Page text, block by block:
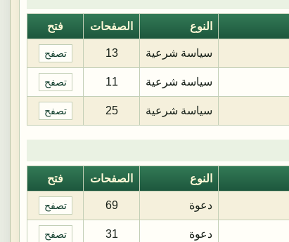
النوع الصفحات فتح
سياسة شرعية 13 تصفح
سياسة شرعية 11 تصفح
سياسة شرعية 25 تصفح
النوع الصفحات فتح
دعوة 69 تصفح
دعوة 31 تصفح